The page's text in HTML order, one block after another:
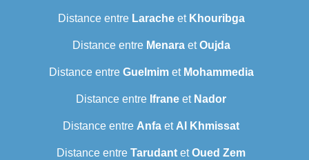
Distance entre Laracheet Khouribga
Distance entre MenaraetOujda
Distance entre Guelmimet Mohammedia
Distance entre Ifrane et Nador
Distance entre Anfa et Al Khmissat
Distance entre Tarudant etOued Zem